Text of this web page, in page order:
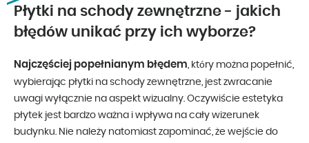
Płytki na schody zewnętrzne - jakich
błędów unikać przy ich wyborze?
Najczęściej popełnianym błędem , który można popełnić,
wybierając płytki na schody zewnętrzne, jest zwracanie
uwagi wyłącznie na aspekt wizualny. Oczywiście estetyka
płytek jest bardzo ważna i wpływa na cały wizerunek
budynku. Nie należy natomiast zapominać, że wejście do